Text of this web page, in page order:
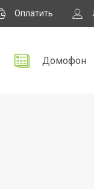
Оплатить
Домофон